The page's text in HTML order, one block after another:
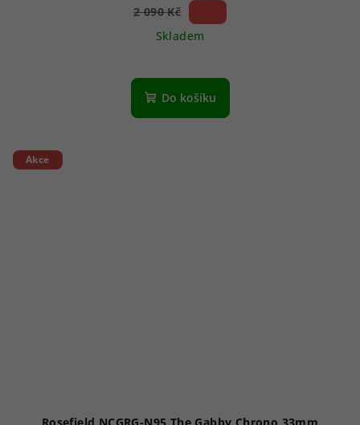
2 090 Kč
Skladem
Do košíku
Akce
Rosefield NCGRG-N95 The Gabby Chrono 33mm